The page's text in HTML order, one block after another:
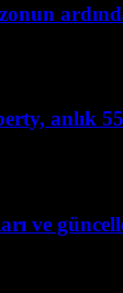
anlık
ve